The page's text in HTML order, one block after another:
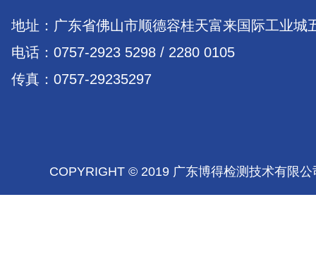
地址：广东省佛山市顺德容桂天富来国际工业城
电话：0757-2923 5298 / 2280 0105
传真：0757-29235297
COPYRIGHT © 2019 广东博得检测技术有限